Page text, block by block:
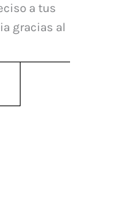
a tus
gracias al